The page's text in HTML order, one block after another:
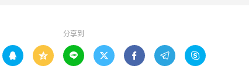
分享到
      